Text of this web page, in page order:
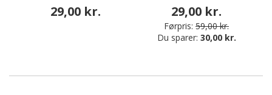
29,00 kr. 29,00 kr.
Førpris: 59,00 kr.
Du sparer: 30,00 kr.